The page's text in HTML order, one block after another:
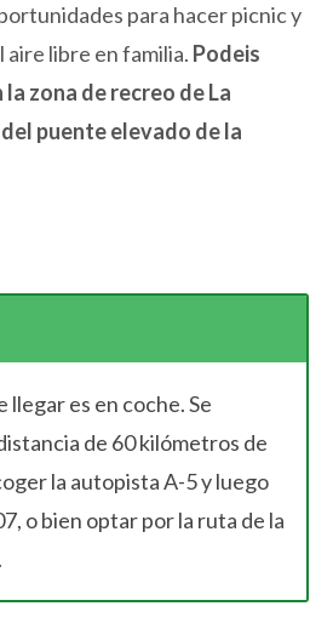
para hacer picnic y
aire libre en familia. Podeis
zona de recreo de La
puente elevado de la
llegar es en coche. Se
de 60 kilómetros de
la autopista A-5 y luego
o bien optar por la ruta de la